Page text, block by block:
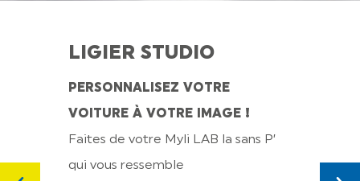
LIGIER STUDIO
PERSONNALISEZ VOTRE
VOITURE À VOTRE IMAGE !
Faites de votre Myli LAB la sans P’
qui vous ressemble